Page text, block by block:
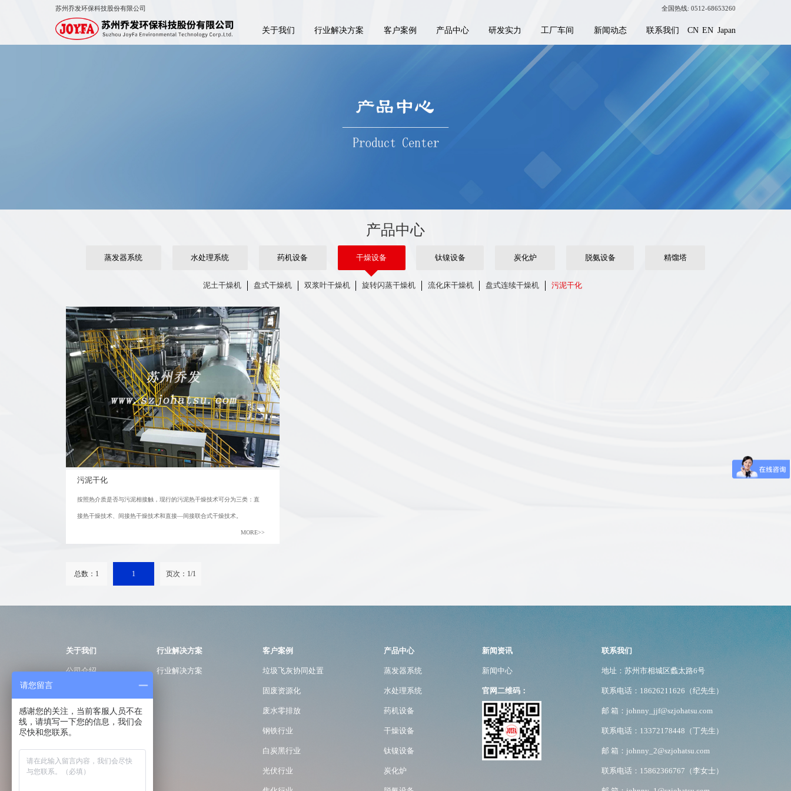
苏州乔发环保科技股份有限公司 全国热线: 0512-68653260
关于我们 行业解决方案 客户案例 产品中心 研发实力 工厂车间 新闻动态 联系我们 CN EN Japan
产品中心
蒸发器系统 水处理系统 药机设备 干燥设备 钛镍设备 炭化炉 脱氨设备 精馏塔
泥土干燥机 盘式干燥机 双浆叶干燥机 旋转闪蒸干燥机 流化床干燥机 盘式连续干燥机 污泥干化
污泥干化
按照热介质是否与污泥相接触，现行的污泥热干燥技术可分为三类：直
接热干燥技术、间接热干燥技术和直接—间接联合式干燥技术。
MORE>>
总数：1 1 页次：1/1
关于我们
公司介绍
荣誉资质
员工风采
行业解决方案
行业解决方案
客户案例
垃圾飞灰协同处置
固废资源化
废水零排放
钢铁行业
白炭黑行业
光伏行业
产品中心
蒸发器系统
水处理系统
药机设备
干燥设备
钛镍设备
炭化炉
新闻资讯
新闻中心
官网二维码：
联系我们
地址：苏州市相城区蠡太路6号
联系电话：18626211626（纪先生）
邮 箱：johnny_jjf@szjohatsu.com
联系电话：13372178448（丁先生）
邮 箱：johnny_2@szjohatsu.com
联系电话：15862366767（李女士）
请您留言
感谢您的关注，当前客服人员不在
线，请填写一下您的信息，我们会
尽快和您联系。